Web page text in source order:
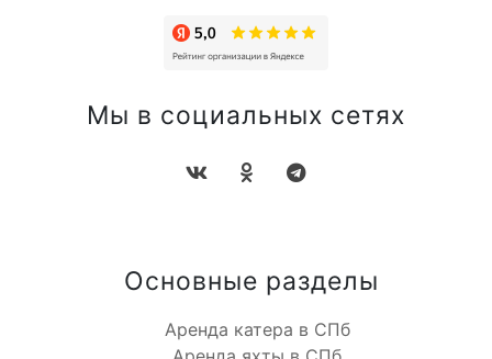
Мы в социальных сетях
Основные разделы
Аренда катера в СПб